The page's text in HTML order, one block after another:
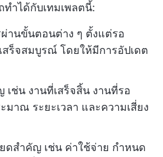
ำได้กับเทมเพลตนี้:
านขั้นตอนต่าง ๆ ตั้งแต่รอ
สร็จสมบูรณ์ โดยให้มีการอัปเดต
ช่น งานที่เสร็จสิ้น งานที่รอ
มาณ ระยะเวลา และความเสี่ยง
ดสำคัญ เช่น ค่าใช้จ่าย กำหนด